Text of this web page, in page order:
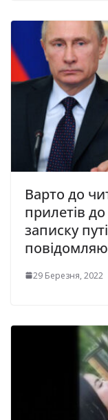
Варто до
прилетів
записку
29 Березня, 2022